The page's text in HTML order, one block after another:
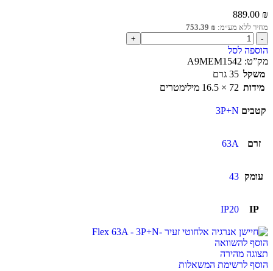
889.00 ₪
מחיר ללא מע״מ: 753.39 ₪
הוספה לסל
מק”ט: A9MEM1542
משקל 35 גרם
מידות 72 × 16.5 מילימטרים
קטבים 3P+N
זרם 63A
עומק 43
IP
IP20
הוסף להשוואה
תצוגה מהירה
הוסף לרשימת המשאלות